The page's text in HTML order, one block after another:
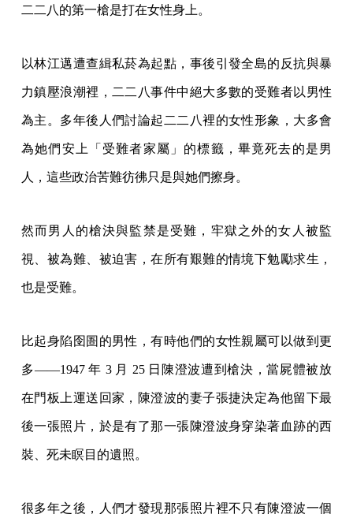
二二八的第一槍是打在女性身上。
以林江邁遭查緝私菸為起點，事後引發全島的反抗與暴
力鎮壓浪潮裡，二二八事件中絕大多數的受難者以男性
為主。多年後人們討論起二二八裡的女性形象，大多會
為她們安上「受難者家屬」的標籤，畢竟死去的是男
人，這些政治苦難彷彿只是與她們擦身。
然而男人的槍決與監禁是受難，牢獄之外的女人被監
視、被為難、被迫害，在所有艱難的情境下勉勵求生，
也是受難。
比起身陷囹圄的男性，有時他們的女性親屬可以做到更
多——1947 年 3 月 25 日陳澄波遭到槍決，當屍體被放
在門板上運送回家，陳澄波的妻子張捷決定為他留下最
後一張照片，於是有了那一張陳澄波身穿染著血跡的西
裝、死未瞑目的遺照。
很多年之後，人們才發現那張照片裡不只有陳澄波一個